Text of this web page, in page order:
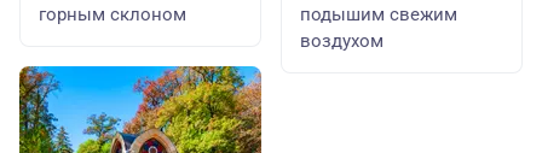
горным склоном
подышим свежим
воздухом